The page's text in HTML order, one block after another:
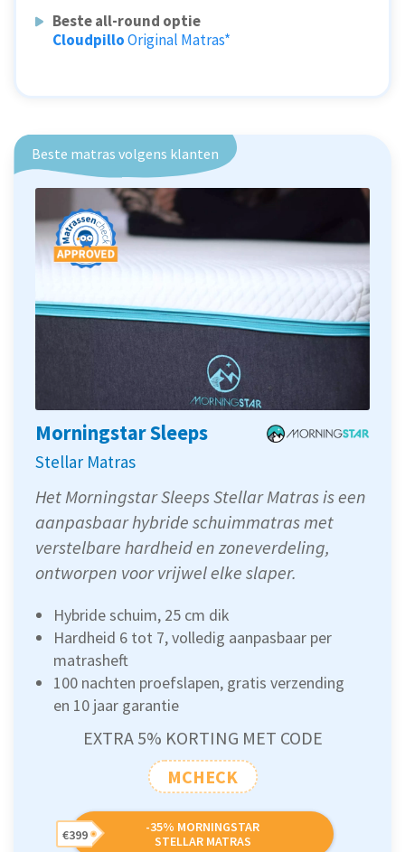
Beste all-round optie
CloudpilloOriginal Matras*
Beste matras volgens klanten
Morningstar Sleeps
Stellar Matras
Het Morningstar Sleeps Stellar Matras is een
aanpasbaar hybride schuimmatras met
verstelbare hardheid en zoneverdeling,
ontworpen voor vrijwel elke slaper.
Hybride schuim, 25 cm dik
Hardheid 6 tot 7, volledig aanpasbaar per
matrasheft
100 nachten proefslapen, gratis verzending
en 10 jaar garantie
EXTRA 5% KORTING MET CODE
MCHECK
-35% MORNINGSTAR
STELLAR MATRAS
€399